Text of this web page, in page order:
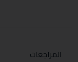
المراجعات